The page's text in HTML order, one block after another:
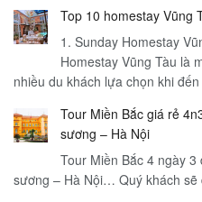
du
học
Việt
Nam
cầu,
quy
trình,
loại
Top 10 homestay Vũng
1. Sunday Homestay
Homestay Vũng Tàu là
nhiều du khách lựa chọn khi
Tour Miền Bắc giá rẻ
sương – Hà Nội
Tour Miền Bắc 4 ngày
sương – Hà Nội… Quý khách